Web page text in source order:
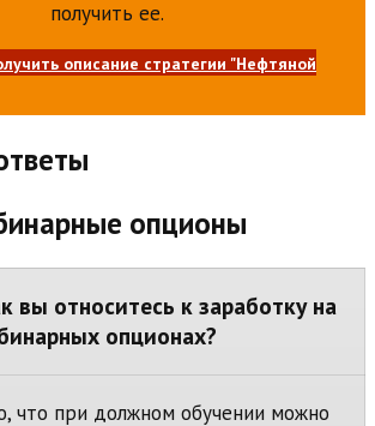
получить ее.
описание стратегии "Нефтяной
опционы
вы относитесь к заработку на
опционах?
что при должном обучении можно